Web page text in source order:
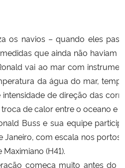
os navios – quando eles
que ainda não haviam
vai ao mar com
da água do mar,
de direção das
de calor entre o oceano e
Buss e sua equipe
com escala nos portos
(H41).
começa muito antes do